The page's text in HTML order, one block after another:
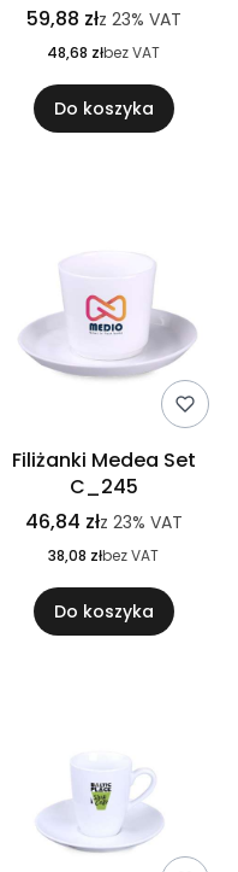
59,88 złz 23% VAT
48,68 złbez VAT
Do koszyka
Filiżanki Medea Set
C_245
46,84 złz 23% VAT
38,08 złbez VAT
Do koszyka